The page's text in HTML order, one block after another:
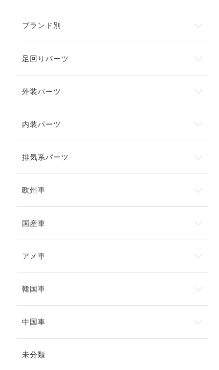
ブランド別
足回りパーツ
外装パーツ
内装パーツ
排気系パーツ
欧州車
国産車
アメ車
韓国車
中国車
未分類